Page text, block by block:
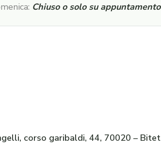
Chiuso o solo su appuntamento
corso garibaldi, 44, 70020 –